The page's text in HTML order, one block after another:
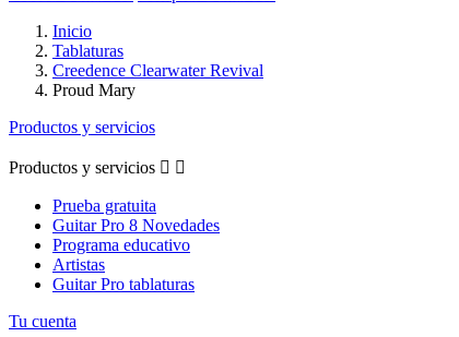
Inicio
Tablaturas
Creedence Clearwater Revival
Proud Mary
Productos y servicios
Productos y servicios  
Prueba gratuita
Guitar Pro 8 Novedades
Programa educativo
Artistas
Guitar Pro tablaturas
Tu cuenta